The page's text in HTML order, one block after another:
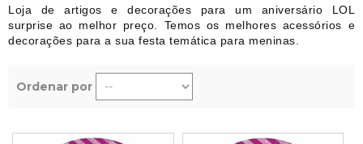
Loja de artigos e decorações para um aniversário LOL
surprise ao melhor preço. Temos os melhores acessórios e
decorações para a sua festa temática para meninas.
Ordenar por